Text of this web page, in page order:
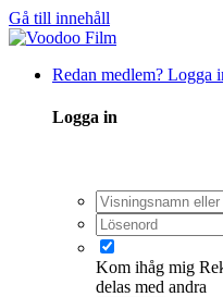
Gå till innehåll
Redan medlem? Logga
Logga in
Kom ihåg mig
delas med andra